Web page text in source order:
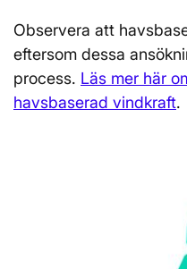
Observera att
eftersom dessa
process. Läs mer här
havsbaserad vindkraft.